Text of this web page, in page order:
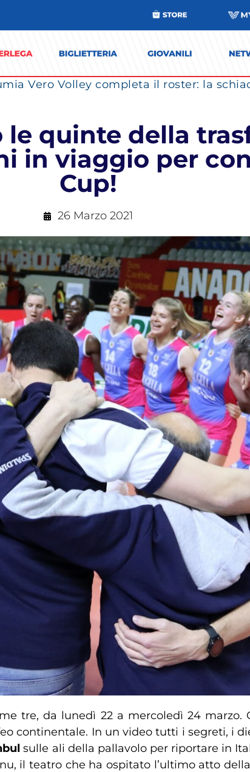
quinte della
in viaggio per
Cup!
26 Marzo 2021
tre, da lunedì 22 a mercoledì 24 marzo.
continentale. In un video tutti i segreti, i
sulle ali della pallavolo per riportare in
il teatro che ha ospitato l’ultimo atto